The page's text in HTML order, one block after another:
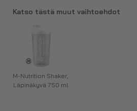
Katso tästä muut vaihtoehdot
M-Nutrition Shaker,
Läpinäkyvä 750 ml